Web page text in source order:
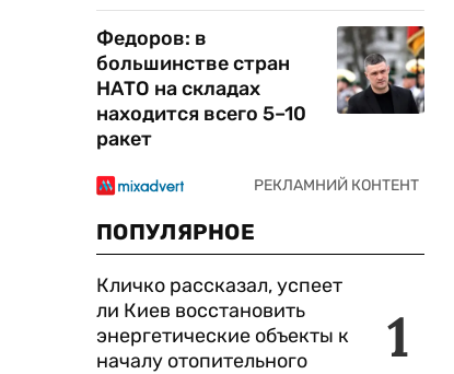
Федоров: в
большинстве стран
НАТО на складах
находится всего 5–10
ракет
ПОПУЛЯРНОЕ
1
Кличко рассказал, успеет
ли Киев восстановить
энергетические объекты к
началу отопительного